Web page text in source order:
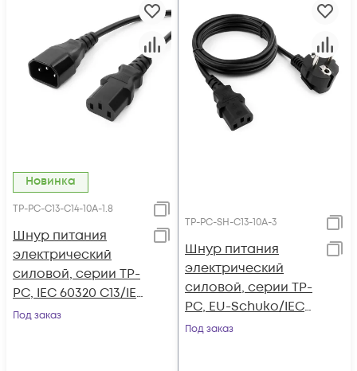
Новинка
TP-PC-С13-С14-10A-1.8
Шнур питания
электрический
силовой, серии TP-
PC, IEC 60320 С13/IEC
60320 С14 прямой,
Под заказ
TP-PC-SH-С13-10A-3
Шнур питания
электрический
силовой, серии TP-
PC, EU-Schuko/IEC
60320 С13 прямой,
Под заказ